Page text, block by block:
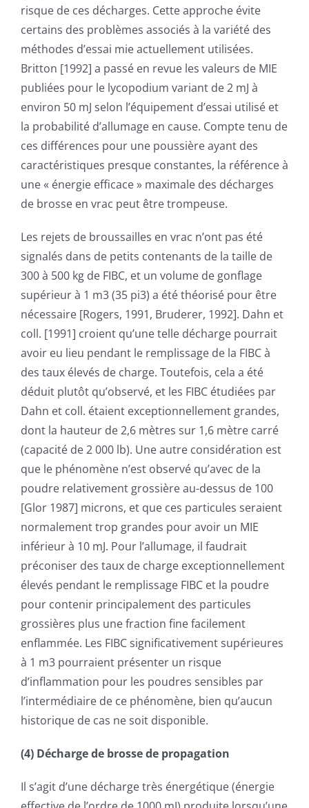
risque de ces décharges. Cette approche évite
certains des problèmes associés à la variété des
méthodes d’essai mie actuellement utilisées.
Britton [1992] a passé en revue les valeurs de MIE
publiées pour le lycopodium variant de 2 mJ à
environ 50 mJ selon l’équipement d’essai utilisé et
la probabilité d’allumage en cause. Compte tenu de
ces différences pour une poussière ayant des
caractéristiques presque constantes, la référence à
une « énergie efficace » maximale des décharges
de brosse en vrac peut être trompeuse.
Les rejets de broussailles en vrac n’ont pas été
signalés dans de petits contenants de la taille de
300 à 500 kg de FIBC, et un volume de gonflage
supérieur à 1 m3 (35 pi3) a été théorisé pour être
nécessaire [Rogers, 1991, Bruderer, 1992]. Dahn et
coll. [1991] croient qu’une telle décharge pourrait
avoir eu lieu pendant le remplissage de la FIBC à
des taux élevés de charge. Toutefois, cela a été
déduit plutôt qu’observé, et les FIBC étudiées par
Dahn et coll. étaient exceptionnellement grandes,
dont la hauteur de 2,6 mètres sur 1,6 mètre carré
(capacité de 2 000 lb). Une autre considération est
que le phénomène n’est observé qu’avec de la
poudre relativement grossière au-dessus de 100
[Glor 1987] microns, et que ces particules seraient
normalement trop grandes pour avoir un MIE
inférieur à 10 mJ. Pour l’allumage, il faudrait
préconiser des taux de charge exceptionnellement
élevés pendant le remplissage FIBC et la poudre
pour contenir principalement des particules
grossières plus une fraction fine facilement
enflammée. Les FIBC significativement supérieures
à 1 m3 pourraient présenter un risque
d’inflammation pour les poudres sensibles par
l’intermédiaire de ce phénomène, bien qu’aucun
historique de cas ne soit disponible.
(4) Décharge de brosse de propagation
Il s’agit d’une décharge très énergétique (énergie